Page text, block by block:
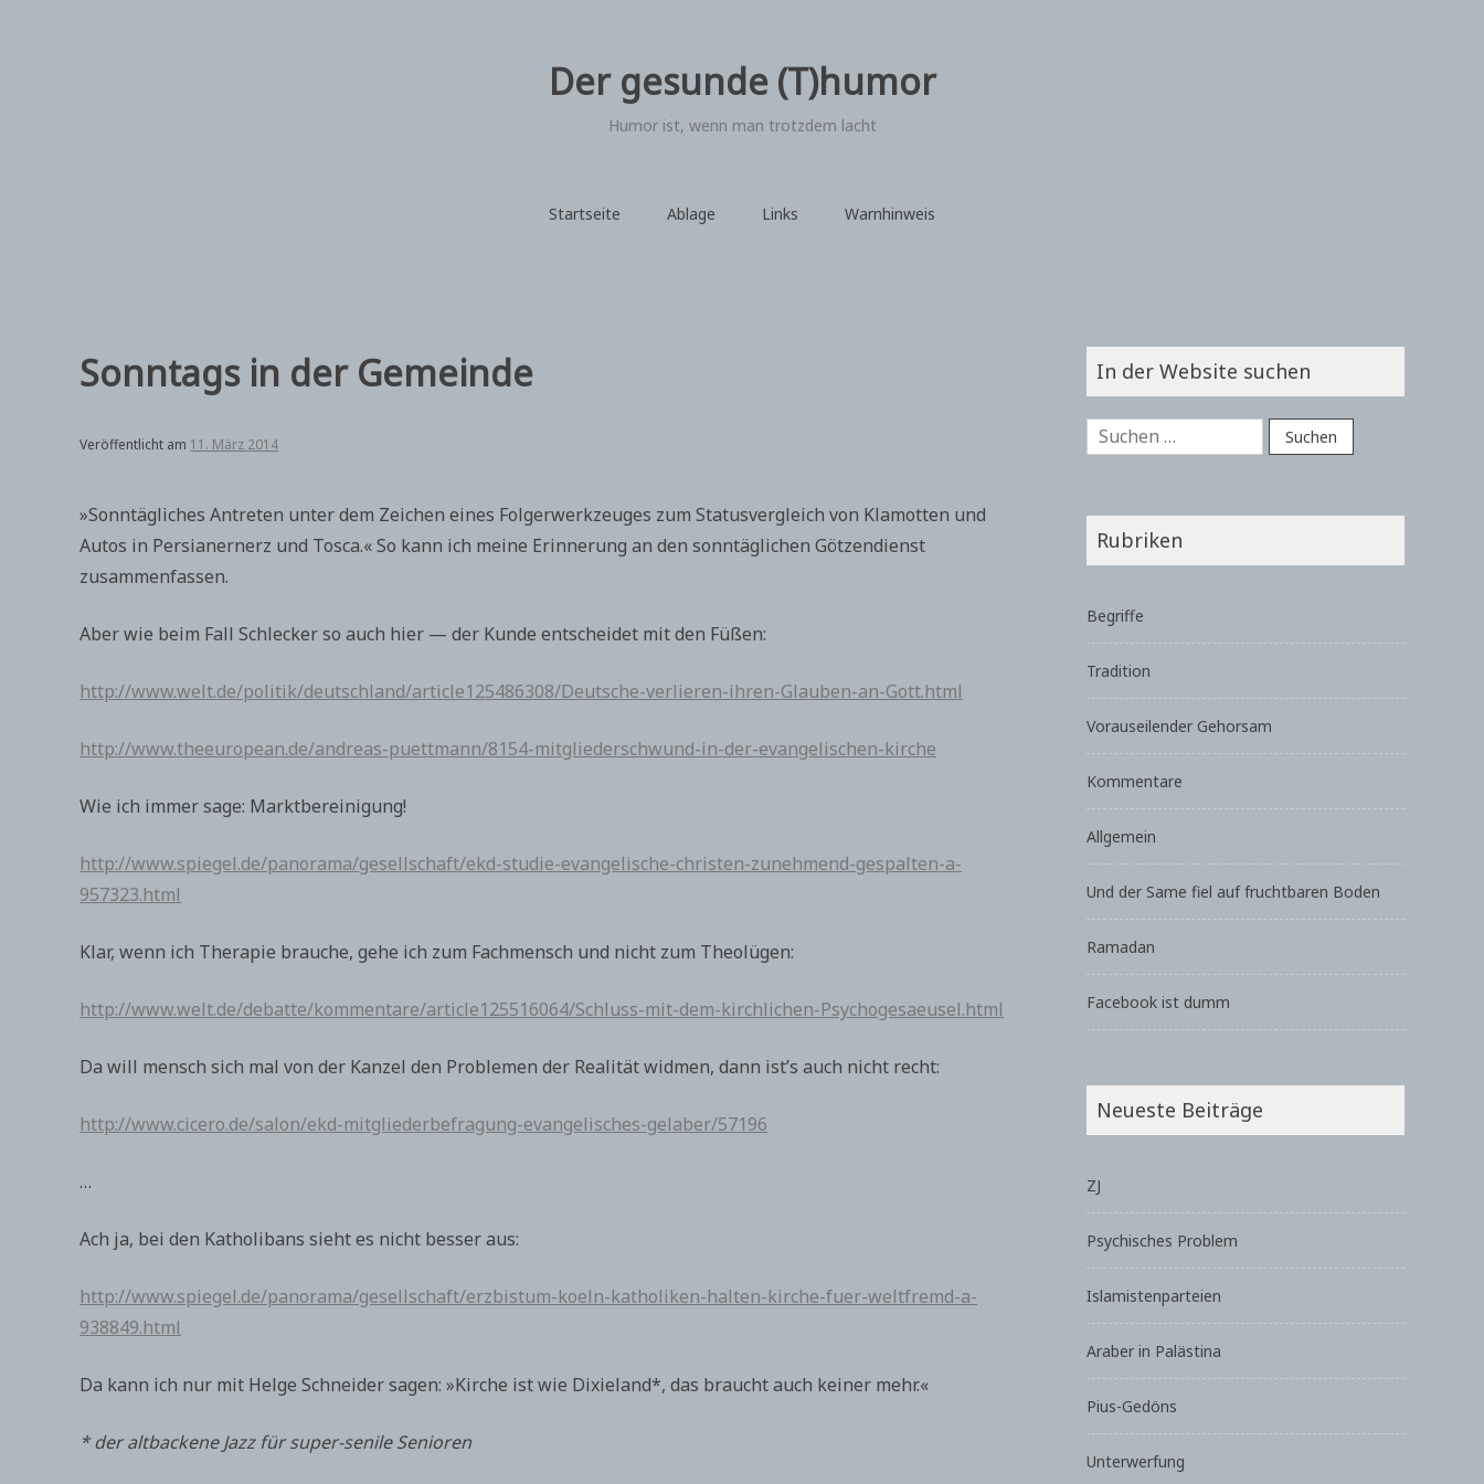
Der gesunde (T)humor
Humor ist, wenn man trotzdem lacht
Startseite Ablage Links Warnhinweis
Sonntags in der Gemeinde
Veröffentlicht am 11. März 2014
»Sonntägliches Antreten unter dem Zeichen eines Folgerwerkzeuges zum Statusvergleich von Klamotten und
Autos in Persianernerz und Tosca.« So kann ich meine Erinnerung an den sonntäglichen Götzendienst
zusammenfassen.
Aber wie beim Fall Schlecker so auch hier — der Kunde entscheidet mit den Füßen:
http://www.welt.de/politik/deutschland/article125486308/Deutsche-verlieren-ihren-Glauben-an-Gott.html
http://www.theeuropean.de/andreas-puettmann/8154-mitgliederschwund-in-der-evangelischen-kirche
Wie ich immer sage: Marktbereinigung!
http://www.spiegel.de/panorama/gesellschaft/ekd-studie-evangelische-christen-zunehmend-gespalten-a-
957323.html
Klar, wenn ich Therapie brauche, gehe ich zum Fachmensch und nicht zum Theolügen:
http://www.welt.de/debatte/kommentare/article125516064/Schluss-mit-dem-kirchlichen-Psychogesaeusel.html
Da will mensch sich mal von der Kanzel den Problemen der Realität widmen, dann ist’s auch nicht recht:
http://www.cicero.de/salon/ekd-mitgliederbefragung-evangelisches-gelaber/57196
…
Ach ja, bei den Katholibans sieht es nicht besser aus:
http://www.spiegel.de/panorama/gesellschaft/erzbistum-koeln-katholiken-halten-kirche-fuer-weltfremd-a-
938849.html
Da kann ich nur mit Helge Schneider sagen: »Kirche ist wie Dixieland*, das braucht auch keiner mehr.«
* der altbackene Jazz für super-senile Senioren
In der Website suchen
Suchen
nach:
Rubriken
Begriffe
Tradition
Vorauseilender Gehorsam
Kommentare
Allgemein
Und der Same fiel auf fruchtbaren Boden
Ramadan
Facebook ist dumm
Neueste Beiträge
ZJ
Psychisches Problem
Islamistenparteien
Araber in Palästina
Pius-Gedöns
Unterwerfung